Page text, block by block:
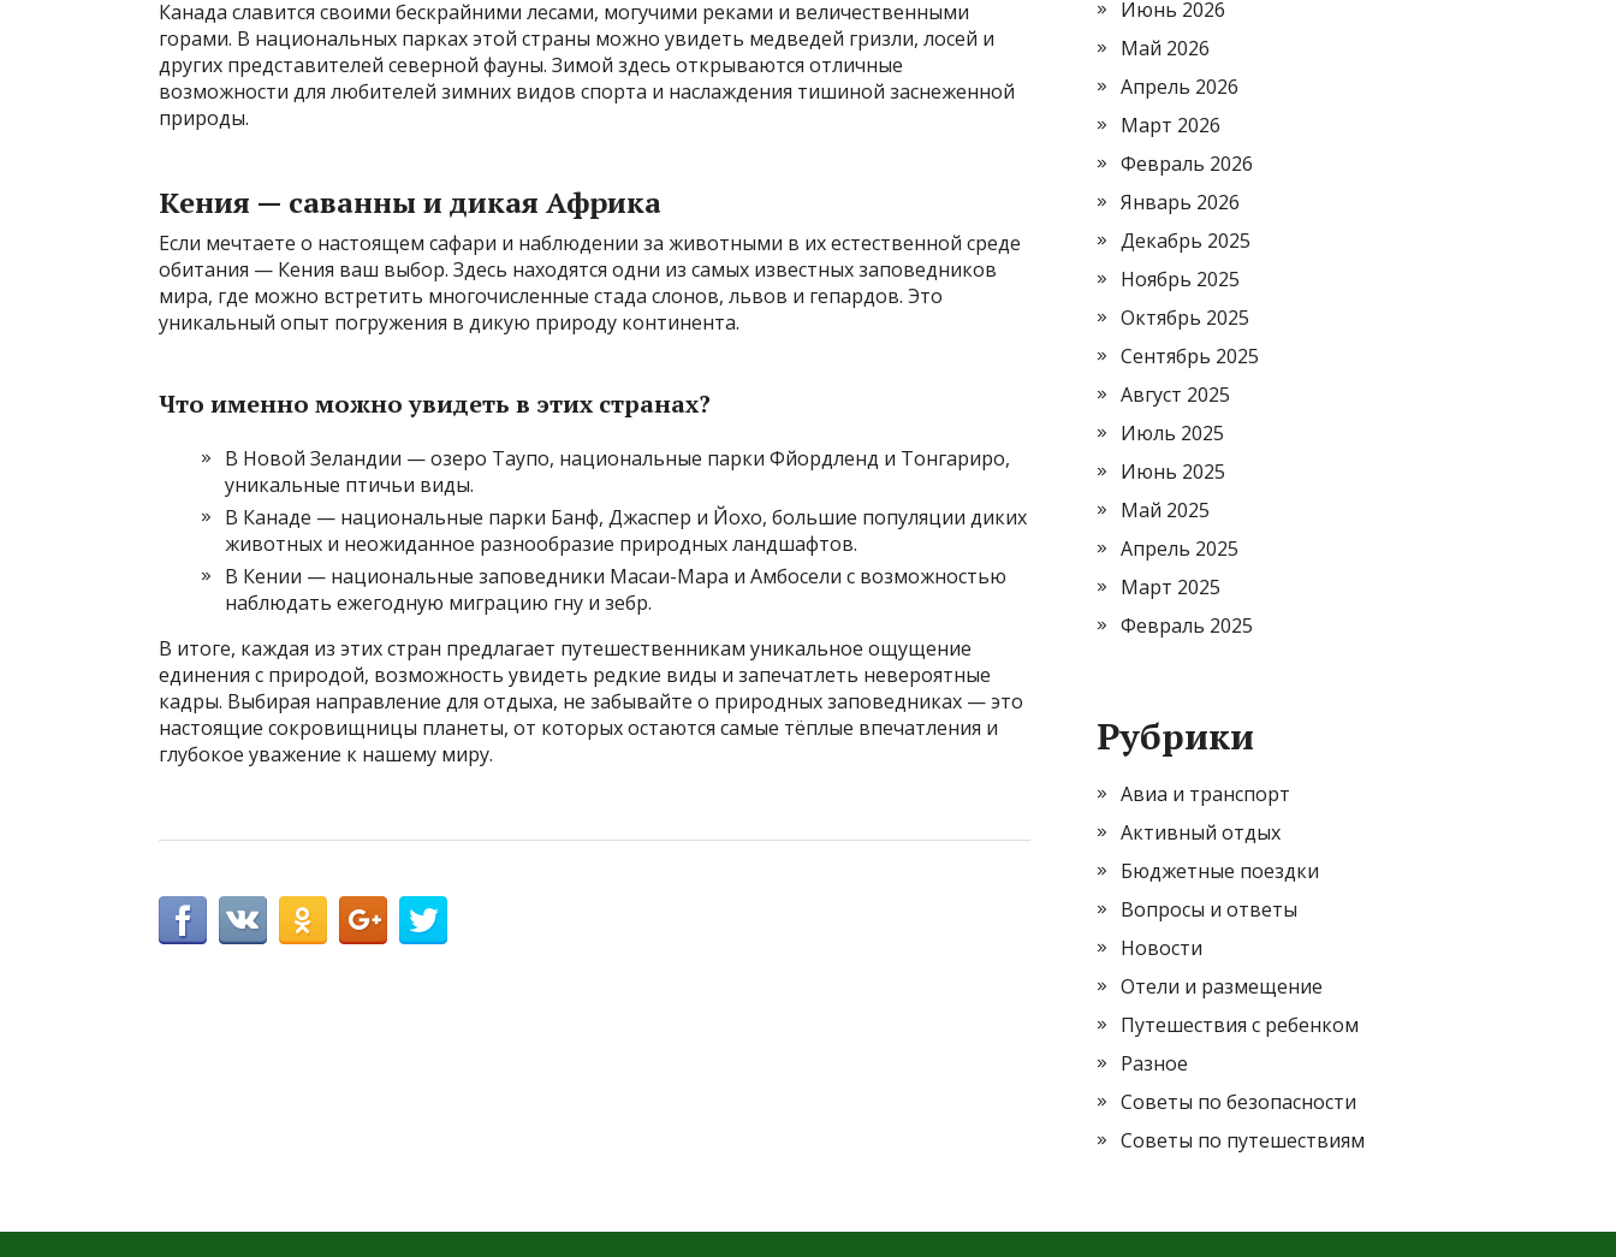
Канада славится своими бескрайними лесами, могучими реками и величественными
горами. В национальных парках этой страны можно увидеть медведей гризли, лосей и
других представителей северной фауны. Зимой здесь открываются отличные
возможности для любителей зимних видов спорта и наслаждения тишиной заснеженной
природы.
Кения — саванны и дикая Африка
Если мечтаете о настоящем сафари и наблюдении за животными в их естественной среде
обитания — Кения ваш выбор. Здесь находятся одни из самых известных заповедников
мира, где можно встретить многочисленные стада слонов, львов и гепардов. Это
уникальный опыт погружения в дикую природу континента.
Что именно можно увидеть в этих странах?
В Новой Зеландии — озеро Таупо, национальные парки Фйордленд и Тонгариро,
уникальные птичьи виды.
В Канаде — национальные парки Банф, Джаспер и Йохо, большие популяции диких
животных и неожиданное разнообразие природных ландшафтов.
В Кении — национальные заповедники Масаи-Мара и Амбосели с возможностью
наблюдать ежегодную миграцию гну и зебр.
В итоге, каждая из этих стран предлагает путешественникам уникальное ощущение
единения с природой, возможность увидеть редкие виды и запечатлеть невероятные
кадры. Выбирая направление для отдыха, не забывайте о природных заповедниках — это
настоящие сокровищницы планеты, от которых остаются самые тёплые впечатления и
глубокое уважение к нашему миру.
Июнь 2026
Май 2026
Апрель 2026
Март 2026
Февраль 2026
Январь 2026
Декабрь 2025
Ноябрь 2025
Октябрь 2025
Сентябрь 2025
Август 2025
Июль 2025
Июнь 2025
Май 2025
Апрель 2025
Март 2025
Февраль 2025
Рубрики
Авиа и транспорт
Активный отдых
Бюджетные поездки
Вопросы и ответы
Новости
Отели и размещение
Путешествия с ребенком
Разное
Советы по безопасности
Советы по путешествиям